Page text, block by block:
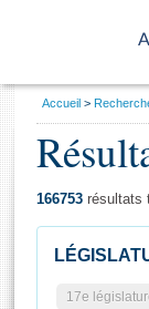
Vous
Accueil
166753 résultats
17e